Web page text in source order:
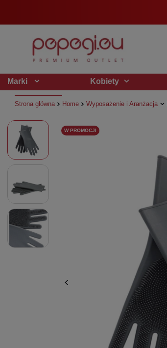
Marki Kobiety
Strona główna Home Wyposażenie i Aranżacja
W PROMOCJI